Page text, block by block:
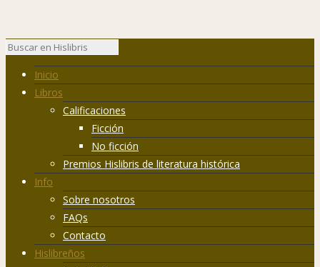
Inicio
Libros
Calificaciones
Ficción
No ficción
Premios Hislibris de literatura histórica
Info
Sobre nosotros
FAQs
Contacto
Hislibreños